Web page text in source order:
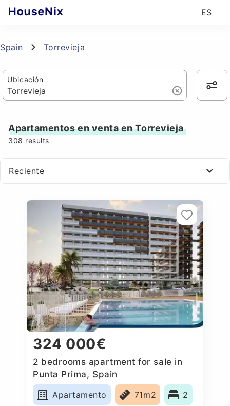
ES
Spain Torrevieja
Ubicación
Apartamentos en venta en Torrevieja
308 results
Reciente
324 000€
2 bedrooms apartment for sale in
Punta Prima, Spain
Apartamento
71m2 2